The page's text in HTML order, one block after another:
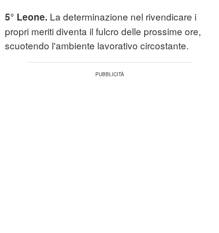
5° Leone. La determinazione nel rivendicare i
propri meriti diventa il fulcro delle prossime ore,
scuotendo l'ambiente lavorativo circostante.